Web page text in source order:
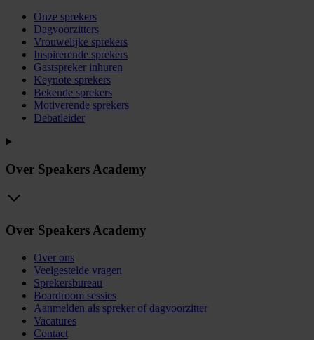
Onze sprekers
Dagvoorzitters
Vrouwelijke sprekers
Inspirerende sprekers
Gastspreker inhuren
Keynote sprekers
Bekende sprekers
Motiverende sprekers
Debatleider
Over Speakers Academy
Over Speakers Academy
Over ons
Veelgestelde vragen
Sprekersbureau
Boardroom sessies
Aanmelden als spreker of dagvoorzitter
Vacatures
Contact